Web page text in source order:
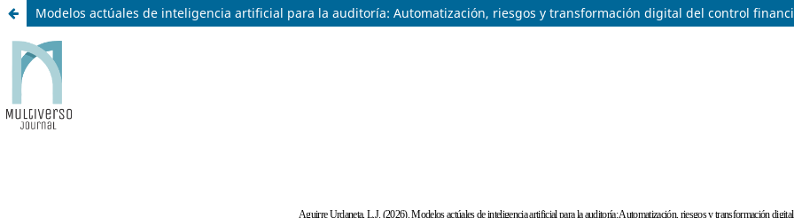
Modelos actúales de inteligencia artificial para la auditoría: Automatización, riesgos y transformación digital del control